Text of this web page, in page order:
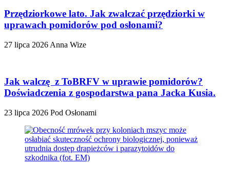
Przędziorkowe lato. Jak zwalczać przędziorki w
uprawach pomidorów pod osłonami?
27 lipca 2026 Anna Wize
Jak walczę z ToBRFV w uprawie pomidorów?
Doświadczenia z gospodarstwa pana Jacka Kusia.
23 lipca 2026 Pod Osłonami